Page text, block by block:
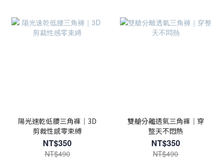
陽光速乾低腰三角褲｜3D
剪裁性感零束縛
NT$350
NT$490
雙艙分離透氣三角褲｜穿
整天不悶熱
NT$350
NT$490